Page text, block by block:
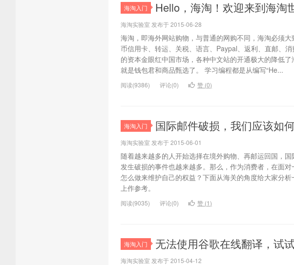
海淘入门 Hello，海淘！欢迎来到海淘
海淘实验室 发布于 2015-06-28
海淘，即海外网站购物，与普通的网购不同，海淘必须
币信用卡、转运、关税、语言、Paypal、返利、直邮、
的资本金眼红中国市场，各种中文站的开通极大的降低
就是钱包君和商品甄选了。 学习编程都是从编写“He...
阅读(9386) 评论(0) 赞 (0)
海淘入门 国际邮件破损，我们应该如
海淘实验室 发布于 2015-06-01
随着越来越多的人开始选择在境外购物、再邮运回国，
发生破损的事件也越来越多。那么，作为消费者，在面
怎么做来维护自己的权益？下面从海关的角度给大家分
上作参考。
阅读(9035) 评论(0) 赞 (1)
海淘入门 无法使用谷歌在线翻译，试
海淘实验室 发布于 2015-04-12